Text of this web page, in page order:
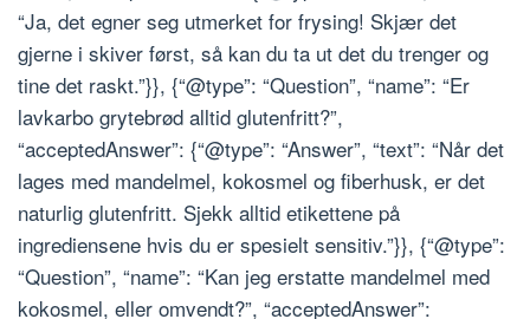
“Ja, det egner seg utmerket for frysing! Skjær det
gjerne i skiver først, så kan du ta ut det du trenger og
tine det raskt.”}}, {“@type”: “Question”, “name”: “Er
lavkarbo grytebrød alltid glutenfritt?”,
“acceptedAnswer”: {“@type”: “Answer”, “text”: “Når det
lages med mandelmel, kokosmel og fiberhusk, er det
naturlig glutenfritt. Sjekk alltid etikettene på
ingrediensene hvis du er spesielt sensitiv.”}}, {“@type”:
“Question”, “name”: “Kan jeg erstatte mandelmel med
kokosmel, eller omvendt?”, “acceptedAnswer”: